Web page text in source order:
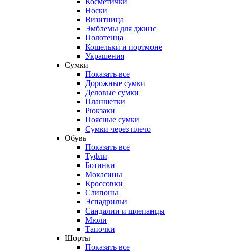
Носки
Визитница
Эмблемы для джинс
Полотенца
Кошельки и портмоне
Украшения
Сумки
Показать все
Дорожные сумки
Деловые сумки
Планшетки
Рюкзаки
Поясные сумки
Сумки через плечо
Обувь
Показать все
Туфли
Ботинки
Мокасины
Кроссовки
Слипоны
Эспадрильи
Сандалии и шлепанцы
Мюли
Тапочки
Шорты
Показать все